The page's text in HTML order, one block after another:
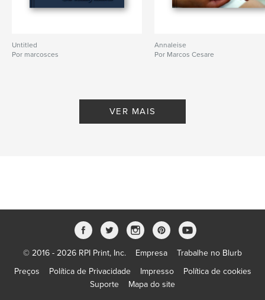
Untitled
Por marcosces
Annaleise
Por Marcos Cesare
VER MAIS
© 2016 - 2026 RPI Print, Inc. Empresa
Trabalhe no Blurb
Preços
Política de Privacidade Impresso
Política de cookies
Suporte
Mapa do site